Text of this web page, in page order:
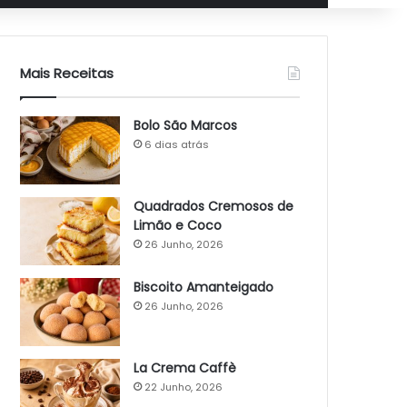
Mais Receitas
Bolo São Marcos
6 dias atrás
Quadrados Cremosos de
Limão e Coco
26 Junho, 2026
Biscoito Amanteigado
26 Junho, 2026
La Crema Caffè
22 Junho, 2026